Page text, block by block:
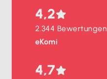
4,2
eKomi
2.344 Bewertungen
4,7